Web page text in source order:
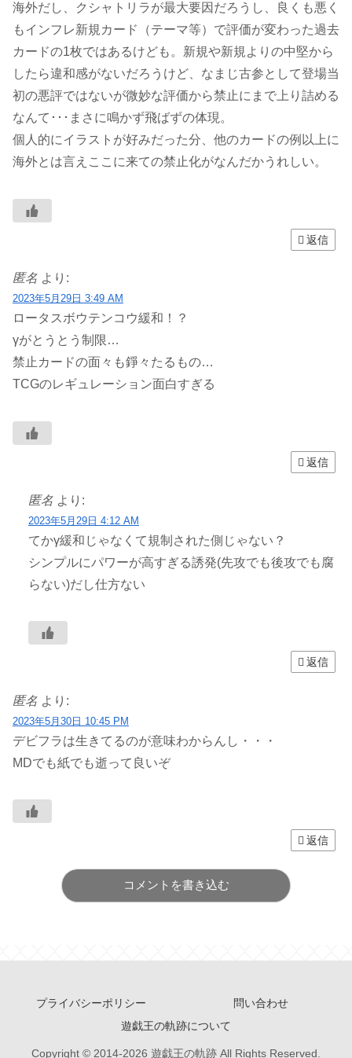
海外だし、クシャトリラが最大要因だろうし、良くも悪く
もインフレ新規カード（テーマ等）で評価が変わった過去
カードの1枚ではあるけども。新規や新規よりの中堅から
したら違和感がないだろうけど、なまじ古参として登場当
初の悪評ではないが微妙な評価から禁止にまで上り詰める
なんて･･･まさに鳴かず飛ばずの体現。
個人的にイラストが好みだった分、他のカードの例以上に
海外とは言えここに来ての禁止化がなんだかうれしい。
返信
匿名 より:
2023年5月29日 3:49 AM
ロータスボウテンコウ緩和！？
γがとうとう制限…
禁止カードの面々も錚々たるもの…
TCGのレギュレーション面白すぎる
返信
匿名 より:
2023年5月29日 4:12 AM
てかγ緩和じゃなくて規制された側じゃない？
シンプルにパワーが高すぎる誘発(先攻でも後攻でも腐
らない)だし仕方ない
返信
匿名 より:
2023年5月30日 10:45 PM
デビフラは生きてるのが意味わからんし・・・
MDでも紙でも逝って良いぞ
返信
コメントを書き込む
プライバシーポリシー
問い合わせ
遊戯王の軌跡について
Copyright © 2014-2026 遊戯王の軌跡 All Rights Reserved.